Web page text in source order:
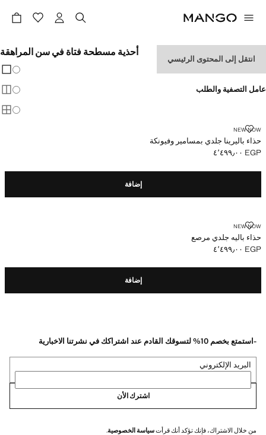
انتقل إلى المحتوى الرئيسي
أحذية مسطحة فتاة في سن المراهقة
عامل التصفية والطلب
NEW NOW
حذاء باليرينا جلدي بمسامير وفيونكة
حذاء باليرينا جلدي بمسامير وفيونكة
السعر الحالي [EGP ٤٬٤٩٩٫٠٠ ]
EGP ٤٬٤٩٩٫٠٠
إضافة
NEW NOW
حذاء باليه جلدي مرصع
حذاء باليه جلدي مرصع
السعر الحالي [EGP ٤٬٤٩٩٫٠٠ ]
EGP ٤٬٤٩٩٫٠٠
إضافة
-استمتع بخصم 10% لتسوقك القادم عند اشتراكك في نشرتنا الاخبارية
البريد الإلكتروني
اشترك الأن
من خلال الاشتراك، فإنك تؤكد أنك قرأتسياسة الخصوصية.